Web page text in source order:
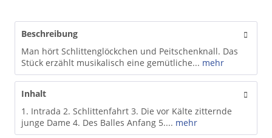
Beschreibung
Man hört Schlittenglöckchen und Peitschenknall. Das
Stück erzählt musikalisch eine gemütliche... mehr
Inhalt
1. Intrada 2. Schlittenfahrt 3. Die vor Kälte zitternde
junge Dame 4. Des Balles Anfang 5.... mehr